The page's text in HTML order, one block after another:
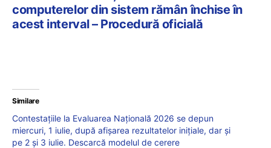
computerelor din sistem rămân închise în
acest interval – Procedură oficială
Similare
Contestațiile la Evaluarea Națională 2026 se depun
miercuri, 1 iulie, după afișarea rezultatelor inițiale, dar și
pe 2 și 3 iulie. Descarcă modelul de cerere